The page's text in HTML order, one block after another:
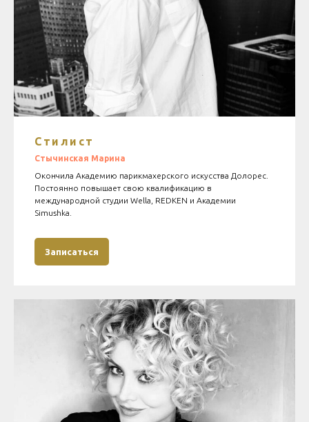
Стилист
Стычинская Марина
Окончила Академию парикмахерского искусства Долорес.
Постоянно повышает свою квалификацию в
международной студии Wella, REDKEN и Академии
Simushka.
Записаться